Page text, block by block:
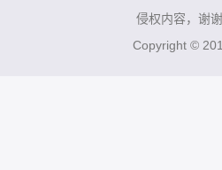
侵权内容，谢谢
Copyright ©